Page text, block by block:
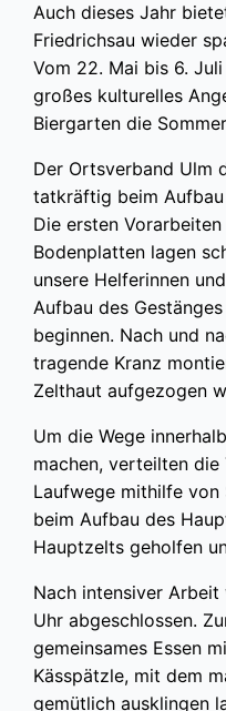
Auch dieses Jahr
Friedrichsau wieder
Vom 22. Mai bis 6.
großes kulturelles
Biergarten die
Der Ortsverband Ulm
tatkräftig beim
Die ersten
Bodenplatten lagen
unsere Helferinnen
Aufbau des
beginnen. Nach und
tragende Kranz
Zelthaut aufgezogen
Um die Wege
machen, verteilten die
Laufwege mithilfe von
beim Aufbau des
Hauptzelts geholfen
Nach intensiver
Uhr abgeschlossen.
gemeinsames Essen
Kässpätzle, mit dem
gemütlich ausklingen